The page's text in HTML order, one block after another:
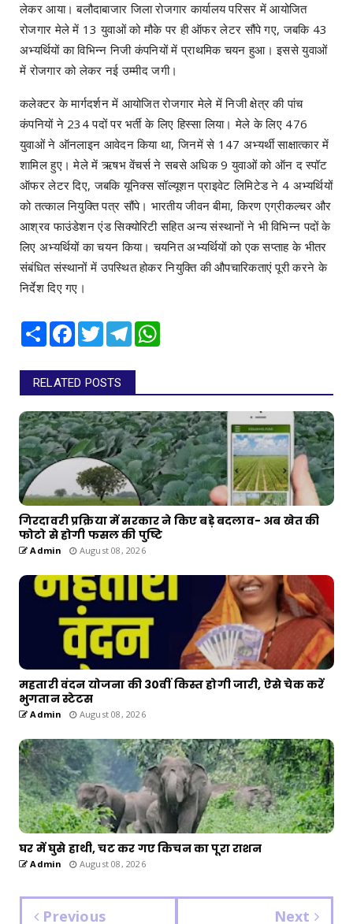
लेकर आया। बलौदाबाजार जिला रोजगार कार्यालय परिसर में आयोजित
रोजगार मेले में 13 युवाओं को मौके पर ही ऑफर लेटर सौंपे गए, जबकि 43
अभ्यर्थियों का विभिन्न निजी कंपनियों में प्राथमिक चयन हुआ। इससे युवाओं
में रोजगार को लेकर नई उम्मीद जगी।
कलेक्टर के मार्गदर्शन में आयोजित रोजगार मेले में निजी क्षेत्र की पांच
कंपनियों ने 234 पदों पर भर्ती के लिए हिस्सा लिया। मेले के लिए 476
युवाओं ने ऑनलाइन आवेदन किया था, जिनमें से 147 अभ्यर्थी साक्षात्कार में
शामिल हुए। मेले में ऋषभ वेंचर्स ने सबसे अधिक 9 युवाओं को ऑन द स्पॉट
ऑफर लेटर दिए, जबकि यूनिक्स सॉल्यूशन प्राइवेट लिमिटेड ने 4 अभ्यर्थियों
को तत्काल नियुक्ति पत्र सौंपे। भारतीय जीवन बीमा, किरण एग्रीकल्चर और
आश्रव फाउंडेशन एंड सिक्योरिटी सहित अन्य संस्थानों ने भी विभिन्न पदों के
लिए अभ्यर्थियों का चयन किया। चयनित अभ्यर्थियों को एक सप्ताह के भीतर
संबंधित संस्थानों में उपस्थित होकर नियुक्ति की औपचारिकताएं पूरी करने के
निर्देश दिए गए।
Share Facebook
TwitterTelegram
RELATED POSTS
गिरदावरी प्रक्रिया में सरकार ने किए बड़े बदलाव- अब खेत की
फोटो से होगी फसल की पुष्टि
Admin August 08, 2026
महतारी वंदन योजना की 30वीं किस्त होगी जारी, ऐसे चेक करें
भुगतान स्टेटस
Admin August 08, 2026
घर में घुसे हाथी, चट कर गए किचन का पूरा राशन
Admin August 08, 2026
Previous Next